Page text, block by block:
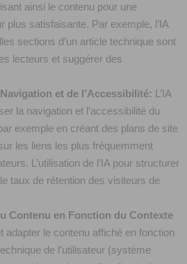
ainsi le contenu pour une
plus satisfaisante. Par exemple, l’IA
sections d’un article technique sont
lecteurs et suggérer des
et de l’Accessibilité: L’IA
la navigation et l’accessibilité du
exemple en créant des plans de site
les liens les plus fréquemment
L’utilisation de l’IA pour structurer
taux de rétention des visiteurs de
Contenu en Fonction du Contexte
adapter le contenu affiché en fonction
de l’utilisateur (système